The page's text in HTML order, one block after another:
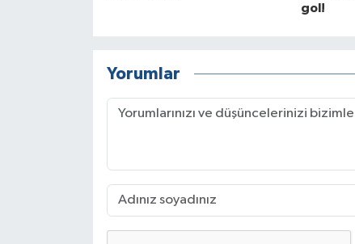
gol!
Yorumlar